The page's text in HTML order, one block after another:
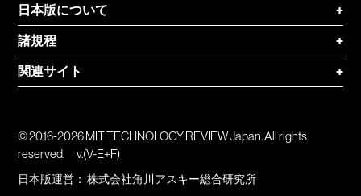
日本版について
+
諸規程
+
関連サイト
+
© 2016-2026 MIT TECHNOLOGY REVIEW Japan. All rights
reserved.
v.(V-E+F)
日本版運営：株式会社角川アスキー総合研究所